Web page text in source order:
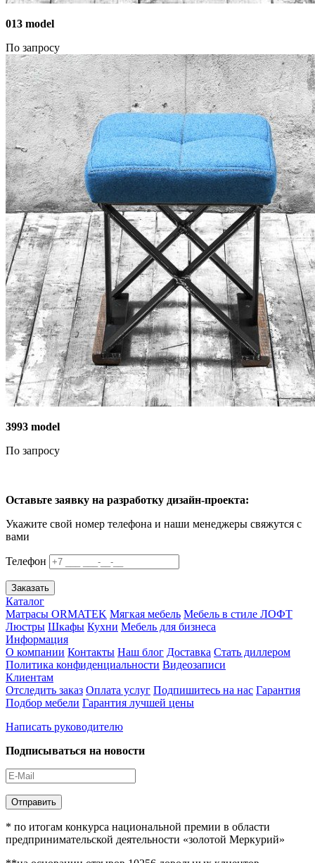
013 model
По запросу
3993 model
По запросу
Оставьте заявку на разработку дизайн-проекта:
Укажите свой номер телефона и наши менеджеры свяжутся с
вами
Телефон
Заказать
Каталог
Матрасы ORMATEK Мягкая мебель Мебель в стиле ЛОФТ
Люстры Шкафы Кухни Мебель для бизнеса
Информация
О компании Контакты Наш блог Доставка Стать диллером
Политика конфиденциальности Видеозаписи
Клиентам
Отследить заказ Оплата услуг Подпишитесь на нас Гарантия
Подбор мебели Гарантия лучшей цены
Написать руководителю
Подписываться на новости
Отправить
* по итогам конкурса национальной премии в области
предпринимательской деятельности «золотой Меркурий»